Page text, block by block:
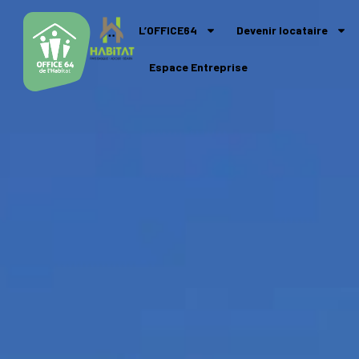
L’OFFICE64 Devenir locataire
Espace Entreprise